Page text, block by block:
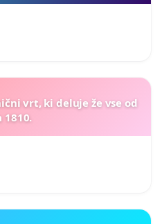
vrt, ki deluje že vse od
1810.